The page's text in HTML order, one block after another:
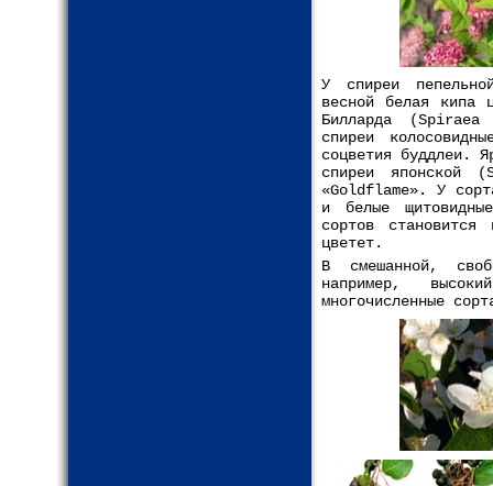
У спиреи
весной белая кипа
Билларда
спиреи
соцветия буддлеи.
спиреи японской
«Goldflame». У
и белые
сортов
цветет.
В смешанной,
например,
многочисленные